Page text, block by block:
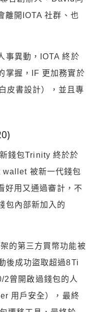
離開IOTA 社群、也
事異動，IOTA 終於
掌握，IF 更加務實於
皮書設計），並且專
錢包Trinity 終於於
wallet 被新一代錢包
好用又通過審計，不
包內部新加入的
的第三方買幣功能被
後成功盜取超過8Ti
曾開啟過錢包的人
用戶安全），最終